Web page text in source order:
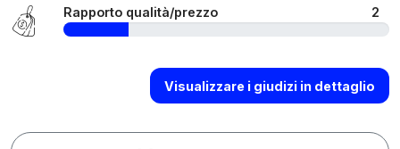
Rapporto qualità/prezzo 2
Visualizzare i giudizi in dettaglio